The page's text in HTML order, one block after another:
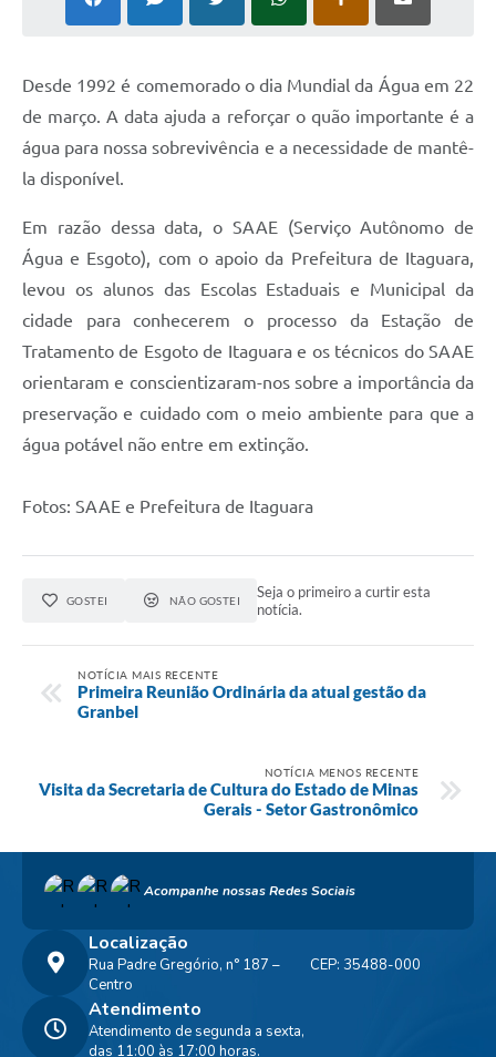
Desde 1992 é comemorado o dia Mundial da Água em 22
de março. A data ajuda a reforçar o quão importante é a
água para nossa sobrevivência e a necessidade de mantê-
la disponível.
Em razão dessa data, o SAAE (Serviço Autônomo de
Água e Esgoto), com o apoio da Prefeitura de Itaguara,
levou os alunos das Escolas Estaduais e Municipal da
cidade para conhecerem o processo da Estação de
Tratamento de Esgoto de Itaguara e os técnicos do SAAE
orientaram e conscientizaram-nos sobre a importância da
preservação e cuidado com o meio ambiente para que a
água potável não entre em extinção.
Fotos: SAAE e Prefeitura de Itaguara
GOSTEI NÃO GOSTEI
Seja o primeiro a curtir esta
notícia.
NOTÍCIA MAIS RECENTE
Primeira Reunião Ordinária da atual gestão da
Granbel
NOTÍCIA MENOS RECENTE
Visita da Secretaria de Cultura do Estado de Minas
Gerais - Setor Gastronômico
Acompanhe nossas Redes Sociais
Localização
Rua Padre Gregório, n° 187 –
Centro
CEP: 35488-000
Atendimento
Atendimento de segunda a sexta,
das 11:00 às 17:00 horas.